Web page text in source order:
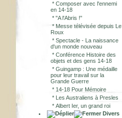
* Composer avec l'ennemi
en 14-18
* "A l'Abris !"
* Messe télévisée depuis Le
Roux
* Spectacle - La naissance
d'un monde nouveau
* Conférence Histoire des
objets et des gens 14-18
* Guingamp : Une médaille
pour leur travail sur la
Grande Guerre
* 14-18 Pour Mémoire
* Les Australiens à Presles
* Albert Ier, un grand roi
Divers